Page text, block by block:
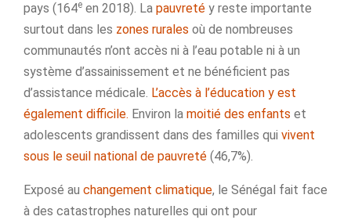
pays (164e en 2018). La pauvreté y reste importante
surtout dans les zones rurales où de nombreuses
communautés n’ont accès ni à l’eau potable ni à un
système d’assainissement et ne bénéficient pas
d’assistance médicale. L’accès à l’éducation y est
également difficile. Environ la moitié des enfants et
adolescents grandissent dans des familles qui vivent
sous le seuil national de pauvreté (46,7%).
Exposé au changement climatique, le Sénégal fait face
à des catastrophes naturelles qui ont pour